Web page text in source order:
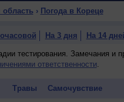
область › Погода в Кореце
На 3 дня На 14
тестирования. Замечания и
ответственности.
Травы Самочувствие